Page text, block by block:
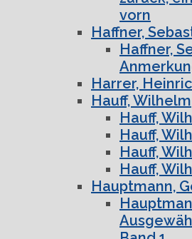
vorn
Haffner,
Haffner,
Harrer,
Hauff, Wilhelm
Hauff,
Hauff,
Hauff,
Hauff,
Hauptmann,